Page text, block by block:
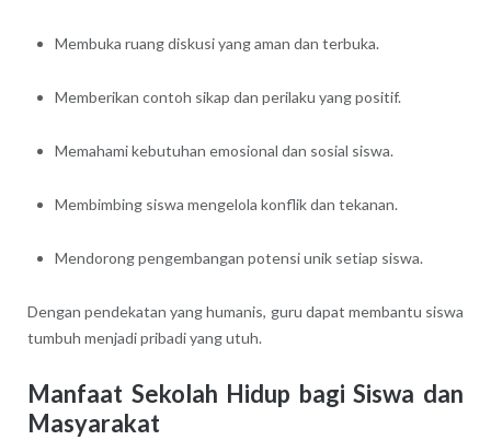
Membuka ruang diskusi yang aman dan terbuka.
Memberikan contoh sikap dan perilaku yang positif.
Memahami kebutuhan emosional dan sosial siswa.
Membimbing siswa mengelola konflik dan tekanan.
Mendorong pengembangan potensi unik setiap siswa.
Dengan pendekatan yang humanis, guru dapat membantu siswa
tumbuh menjadi pribadi yang utuh.
Manfaat Sekolah Hidup bagi Siswa dan
Masyarakat